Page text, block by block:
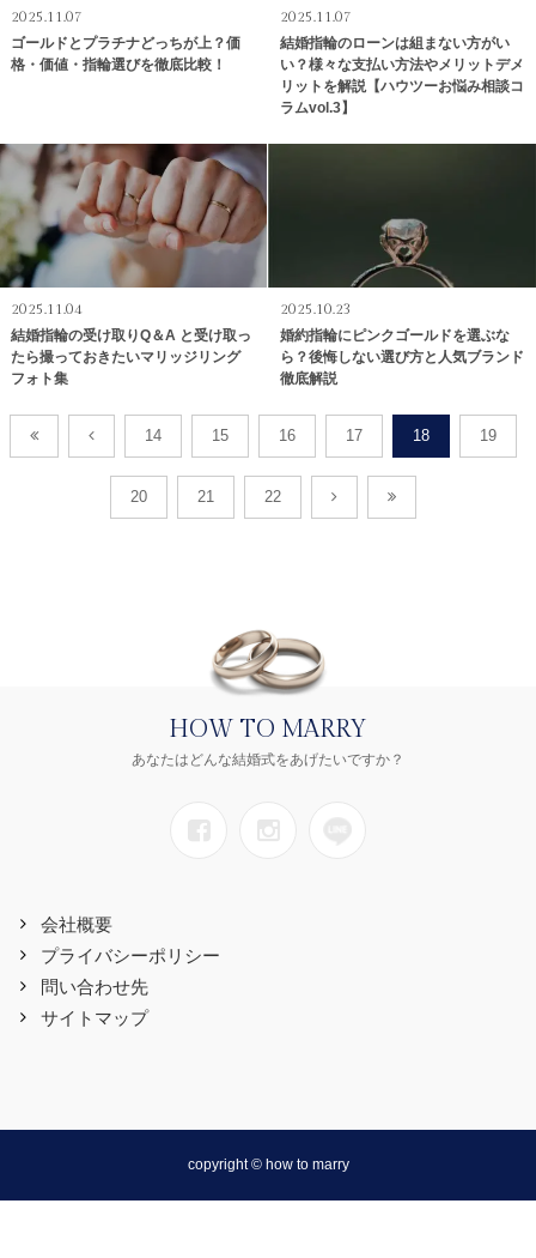
2025.11.07
ゴールドとプラチナどっちが上？価
格・価値・指輪選びを徹底比較！
2025.11.07
結婚指輪のローンは組まない方がい
い？様々な支払い方法やメリットデメ
リットを解説【ハウツーお悩み相談コ
ラムvol.3】
2025.11.04
結婚指輪の受け取りQ＆A と受け取っ
たら撮っておきたいマリッジリング
フォト集
2025.10.23
婚約指輪にピンクゴールドを選ぶな
ら？後悔しない選び方と人気ブランド
徹底解説
14 15 16 17 18 19
20 21 22
HOW TO MARRY
あなたはどんな結婚式をあげたいですか？
会社概要
プライバシーポリシー
問い合わせ先
サイトマップ
copyright © how to marry